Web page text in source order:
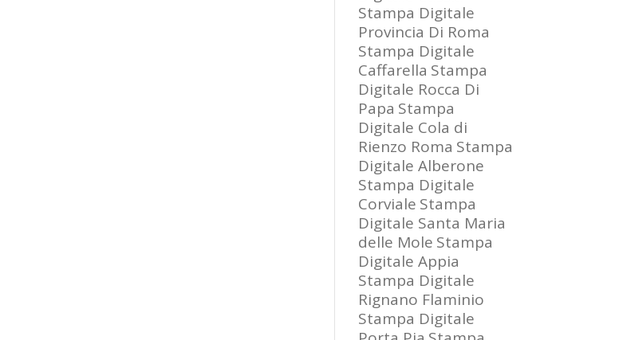
Stampa Digitale
Provincia Di Roma
Stampa Digitale
Caffarella Stampa
Digitale Rocca Di
Papa Stampa
Digitale Cola di
Rienzo Roma Stampa
Digitale Alberone
Stampa Digitale
Corviale Stampa
Digitale Santa Maria
delle Mole Stampa
Digitale Appia
Stampa Digitale
Rignano Flaminio
Stampa Digitale